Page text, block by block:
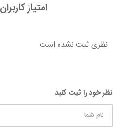
امتیاز کاربران
نظری ثبت نشده است
نظر خود را ثبت کنید